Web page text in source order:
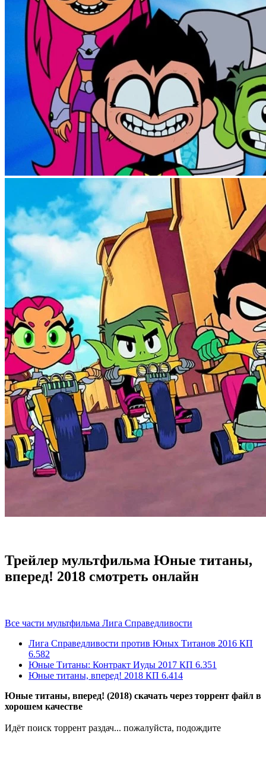
Трейлер мультфильма Юные титаны,
вперед! 2018 смотреть онлайн
Все части мультфильма Лига Справедливости
Лига Справедливости против Юных Титанов 2016 КП
6.582
Юные Титаны: Контракт Иуды 2017 КП 6.351
Юные титаны, вперед! 2018 КП 6.414
Юные титаны, вперед! (2018) скачать через торрент файл в
хорошем качестве
Идёт поиск торрент раздач... пожалуйста, подождите